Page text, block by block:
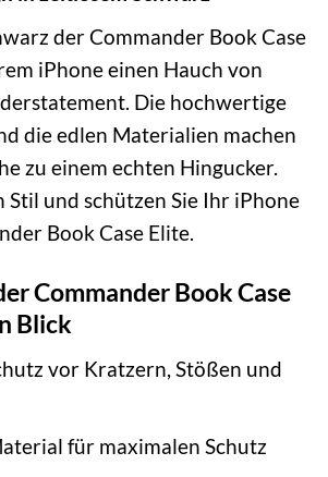
der Commander Book Case
iPhone einen Hauch von
Die hochwertige
die edlen Materialien machen
zu einem echten Hingucker.
Stil und schützen Sie Ihr iPhone
Book Case Elite.
Commander Book Case
Blick
vor Kratzern, Stößen und
für maximalen Schutz